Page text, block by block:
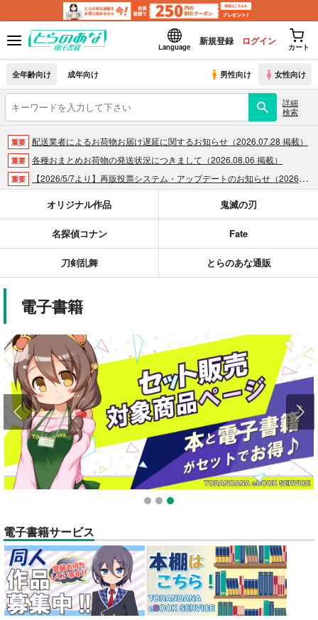
Language
新規登録 ログイン
カート
全年齢向け 成年向け 男性向け 女性向け
詳細
検索
重要 配送業者によるお荷物お届け遅延に関するお知らせ（2026.07.28 掲載）
重要 各種おまとめお荷物の発送状況につきまして（2026.08.06 掲載）
重要 【2026/5/7より】再販投票システム・アップデートのお知らせ（2026.05.07 掲載）
「とらのあな×駿河屋日本橋乙女同人誌館」通販店頭受取サービス開始のお知らせ（2026.01.05 更新｜2025.12.30 掲載）
重要 【2025/12/1より】「通販ポイント⇒とらコイン変換キャンペーン」終了のお知らせ（2025.11.21 掲載）
個人情報保護方針の改定について（2025.09.19 更新｜2025.08.01 掲載）
全てのお知らせを見る
オリジナル作品 鬼滅の刃
名探偵コナン Fate
刀剣乱舞 とらのあな通販
電子書籍
1 2 3
電子書籍サービス